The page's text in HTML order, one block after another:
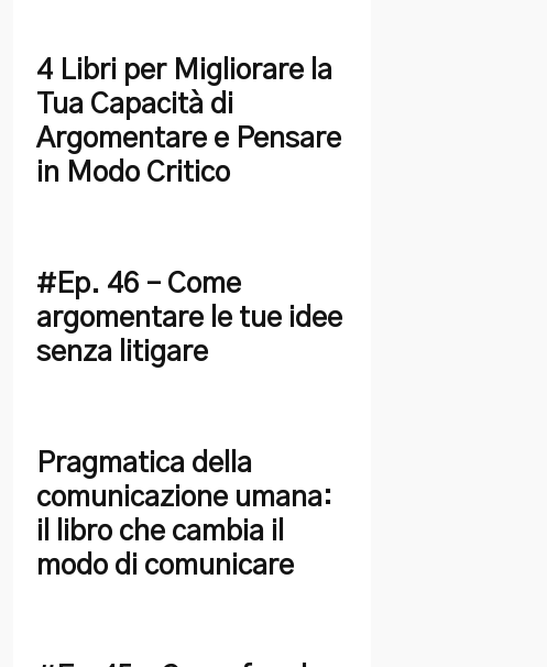
4 Libri per Migliorare la
Tua Capacità di
Argomentare e Pensare
in Modo Critico
#Ep. 46 – Come
argomentare le tue idee
senza litigare
Pragmatica della
comunicazione umana:
il libro che cambia il
modo di comunicare